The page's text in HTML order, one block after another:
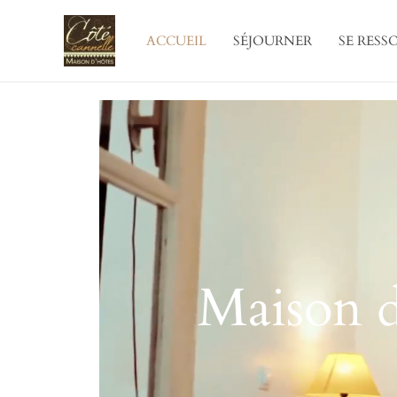
ACCUEIL SÉJOURNER SE
Maison